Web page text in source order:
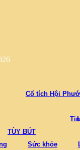
Cổ tích Hội
TÙY BÚT
Sức khỏe